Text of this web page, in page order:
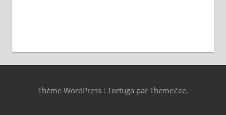
Thème WordPress : Tortuga par ThemeZee.